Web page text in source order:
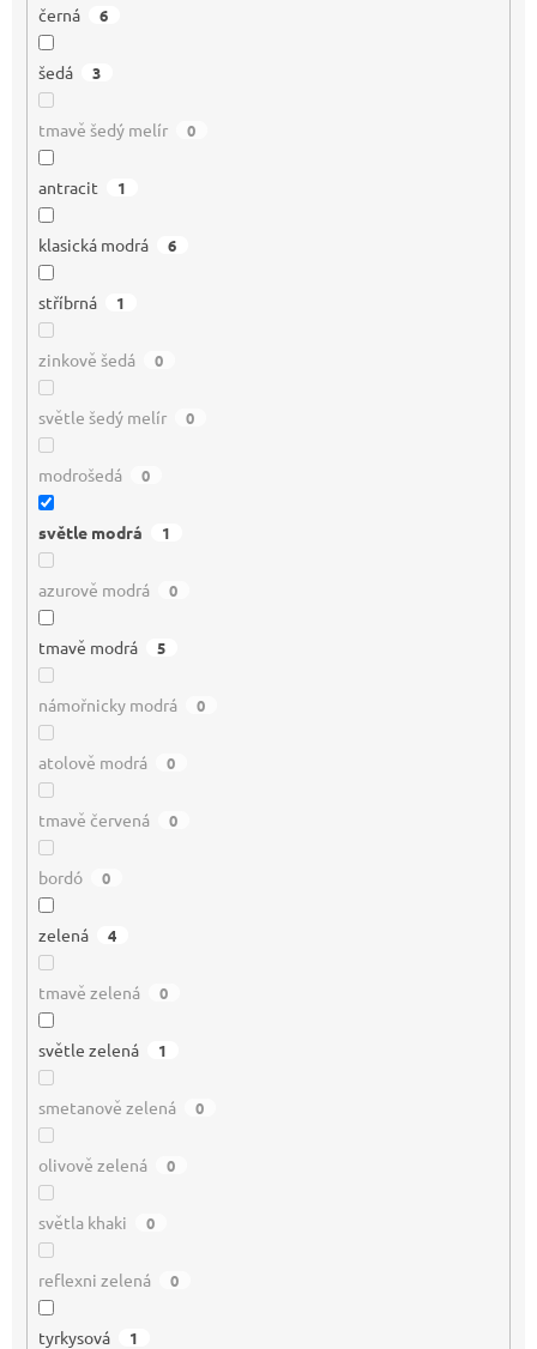
černá 6
šedá 3
tmavě šedý melír 0
antracit 1
klasická modrá 6
stříbrná 1
zinkově šedá 0
světle šedý melír 0
modrošedá 0
světle modrá 1
azurově modrá 0
tmavě modrá 5
námořnicky modrá 0
atolově modrá 0
tmavě červená 0
bordó 0
zelená 4
tmavě zelená 0
světle zelená 1
smetanově zelená 0
olivově zelená 0
světla khaki 0
reflexni zelená 0
tyrkysová 1